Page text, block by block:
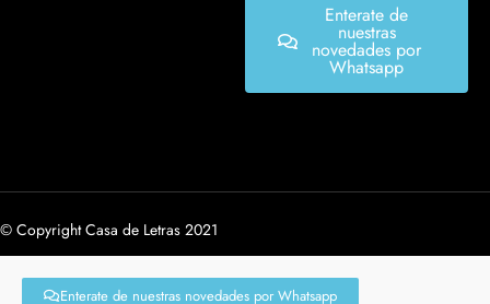
Enterate de
nuestras
novedades por
Whatsapp
© Copyright Casa de Letras 2021
Enterate de nuestras novedades por Whatsapp